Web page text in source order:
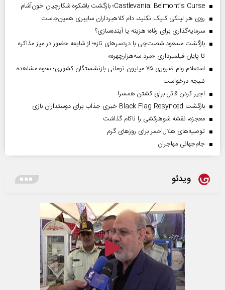
Castlevania: Belmont’s Curse؛ بازگشت باشکوه شکارچیان خون‌آشام
روی هر لینکی کلیک نکنید، دام کلاهبرداران سایبری همین‌جاست
سرمایه‌گذاری برای رفاه؛ هزینه یا آینده‌سازی؟
بازگشت مسعود شصت‌چی با دردسر‌های تازه؛ از شایعه حضور در میز مذاکره
تا پایان فیلمبرداری «مرد سه‌هزارچهره»
استعلام وام ضروری ۷۵ میلیون تومانی بازنشستگان کشوری؛ نحوه مشاهده
نتیجه درخواست
اجیر کردن قاتل برای کشتن همسر!
بازگشت Black Flag Resynced خبری جذاب برای دوستداران بازی
معجزه، نقشه شوهرکشی را ناکام گذاشت
توصیه‌های هلال‌احمر برای روز‌های گرم
جام‌جهانی مهاجران
ویدئو